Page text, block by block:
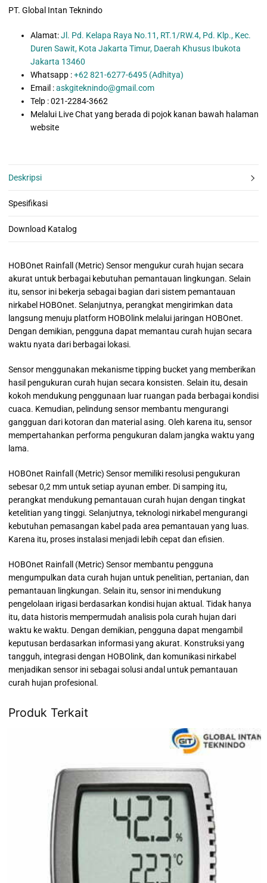
PT. Global Intan Teknindo
Alamat:Jl. Pd. Kelapa Raya No.11, RT.1/RW.4, Pd. Klp., Kec.
Duren Sawit, Kota Jakarta Timur, Daerah Khusus Ibukota
Jakarta 13460
Whatsapp :+62 821-6277-6495 (Adhitya)
Email :askgiteknindo@gmail.com
Telp : 021-2284-3662
Melalui Live Chat yang berada di pojok kanan bawah halaman
website
Deskripsi
Spesifikasi
Download Katalog
HOBOnet Rainfall (Metric) Sensor mengukur curah hujan secara
akurat untuk berbagai kebutuhan pemantauan lingkungan. Selain
itu, sensor ini bekerja sebagai bagian dari sistem pemantauan
nirkabel HOBOnet. Selanjutnya, perangkat mengirimkan data
langsung menuju platform HOBOlink melalui jaringan HOBOnet.
Dengan demikian, pengguna dapat memantau curah hujan secara
waktu nyata dari berbagai lokasi.
Sensor menggunakan mekanisme tipping bucket yang memberikan
hasil pengukuran curah hujan secara konsisten. Selain itu, desain
kokoh mendukung penggunaan luar ruangan pada berbagai kondisi
cuaca. Kemudian, pelindung sensor membantu mengurangi
gangguan dari kotoran dan material asing. Oleh karena itu, sensor
mempertahankan performa pengukuran dalam jangka waktu yang
lama.
HOBOnet Rainfall (Metric) Sensor memiliki resolusi pengukuran
sebesar 0,2 mm untuk setiap ayunan ember. Di samping itu,
perangkat mendukung pemantauan curah hujan dengan tingkat
ketelitian yang tinggi. Selanjutnya, teknologi nirkabel mengurangi
kebutuhan pemasangan kabel pada area pemantauan yang luas.
Karena itu, proses instalasi menjadi lebih cepat dan efisien.
HOBOnet Rainfall (Metric) Sensor membantu pengguna
mengumpulkan data curah hujan untuk penelitian, pertanian, dan
pemantauan lingkungan. Selain itu, sensor ini mendukung
pengelolaan irigasi berdasarkan kondisi hujan aktual. Tidak hanya
itu, data historis mempermudah analisis pola curah hujan dari
waktu ke waktu. Dengan demikian, pengguna dapat mengambil
keputusan berdasarkan informasi yang akurat. Konstruksi yang
tangguh, integrasi dengan HOBOlink, dan komunikasi nirkabel
menjadikan sensor ini sebagai solusi andal untuk pemantauan
curah hujan profesional.
Produk Terkait